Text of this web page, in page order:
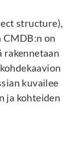
structure),
on
rakennetaan
kuvailee
ja kohteiden